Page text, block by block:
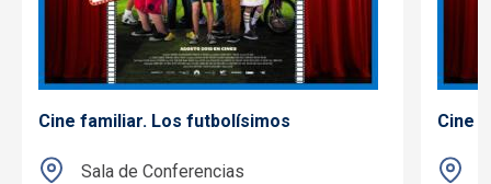
Cine familiar. Los futbolísimos
Sala de Conferencias
Cine